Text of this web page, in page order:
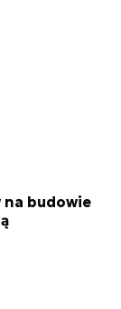
na budowie